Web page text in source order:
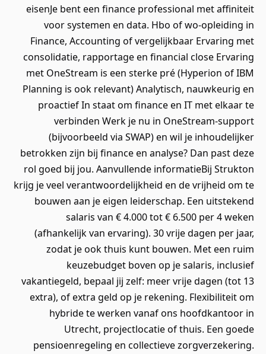
eisenJe bent een finance professional met affiniteit
voor systemen en data. Hbo of wo‑opleiding in
Finance, Accounting of vergelijkbaar Ervaring met
consolidatie, rapportage en financial close Ervaring
met OneStream is een sterke pré (Hyperion of IBM
Planning is ook relevant) Analytisch, nauwkeurig en
proactief In staat om finance en IT met elkaar te
verbinden Werk je nu in OneStream‑support
(bijvoorbeeld via SWAP) en wil je inhoudelijker
betrokken zijn bij finance en analyse? Dan past deze
rol goed bij jou. Aanvullende informatieBij Strukton
krijg je veel verantwoordelijkheid en de vrijheid om te
bouwen aan je eigen leiderschap. Een uitstekend
salaris van € 4.000 tot € 6.500 per 4 weken
(afhankelijk van ervaring). 30 vrije dagen per jaar,
zodat je ook thuis kunt bouwen. Met een ruim
keuzebudget boven op je salaris, inclusief
vakantiegeld, bepaal jij zelf: meer vrije dagen (tot 13
extra), of extra geld op je rekening. Flexibiliteit om
hybride te werken vanaf ons hoofdkantoor in
Utrecht, projectlocatie of thuis. Een goede
pensioenregeling en collectieve zorgverzekering.